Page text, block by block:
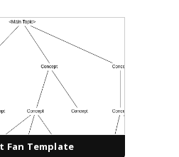
Fan Template